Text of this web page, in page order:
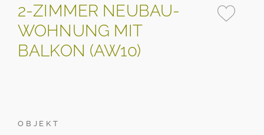
2-ZIMMER NEUBAU-
WOHNUNG MIT
BALKON (AW10)
OBJEKT